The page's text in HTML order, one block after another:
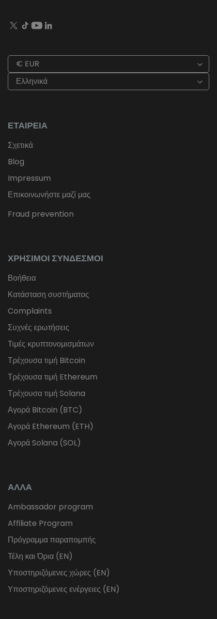
€ EUR
Ελληνικά
ΕΤΑΙΡΕΊΑ
Σχετικά
Blog
Impressum
Επικοινωνήστε μαζί μας
Fraud prevention
ΧΡΉΣΙΜΟΙ ΣΎΝΔΕΣΜΟΙ
Βοήθεια
Κατάσταση συστήματος
Complaints
Συχνές ερωτήσεις
Τιμές κρυπτονομισμάτων
Τρέχουσα τιμή Bitcoin
Τρέχουσα τιμή Ethereum
Τρέχουσα τιμή Solana
Αγορά Bitcoin (BTC)
Αγορά Ethereum (ETH)
Αγορά Solana (SOL)
ΑΛΛΑ
Ambassador program
Affiliate Program
Πρόγραμμα παραπομπής
Τέλη και Όρια (EN)
Υποστηριζόμενες χώρες (EN)
Υποστηριζόμενες ενέργειες (EN)